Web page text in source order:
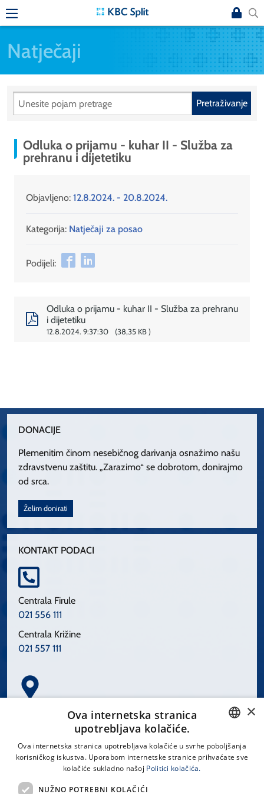
Natječaji
Pretraživanje
Odluka o prijamu - kuhar II - Služba za
prehranu i dijetetiku
Objavljeno: 12.8.2024. - 20.8.2024.
Kategorija: Natječaji za posao
Podijeli:
Odluka o prijamu - kuhar II - Služba za prehranu
i dijetetiku
12.8.2024. 9:37:30 38,35 KB
DONACIJE
Plemenitim činom nesebičnog darivanja osnažimo našu
zdravstvenu zaštitu. „Zarazimo“ se dobrotom, donirajmo
od srca.
Želim donirati
KONTAKT PODACI
Centrala Firule
021 556 111
Centrala Križine
021 557 111
Spinčićeva 1, 21000 Split
CROATIAN
×
Ova internetska stranica
upotrebljava kolačiće.
Ova internetska stranica upotrebljava kolačiće u svrhe poboljšanja
korisničkog iskustva. Uporabom internetske stranice prihvaćate sve
kolačiće sukladno našoj Politici kolačića.
NUŽNO POTREBNI KOLAČIĆI